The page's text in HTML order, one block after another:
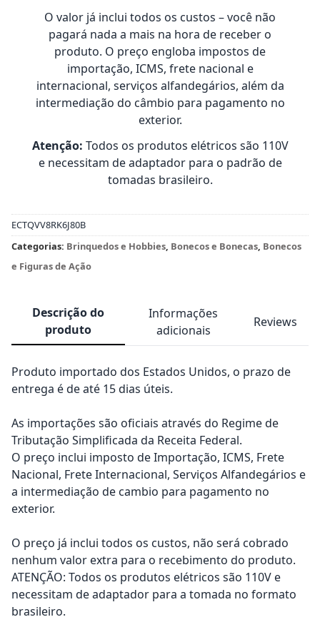
O valor já inclui todos os custos – você não
pagará nada a mais na hora de receber o
produto. O preço engloba impostos de
importação, ICMS, frete nacional e
internacional, serviços alfandegários, além da
intermediação do câmbio para pagamento no
exterior.
Atenção: Todos os produtos elétricos são 110V
e necessitam de adaptador para o padrão de
tomadas brasileiro.
ECTQVV8RK6J80B
Categorias: Brinquedos e Hobbies, Bonecos e Bonecas, Bonecos
e Figuras de Ação
Descrição do
produto
Informações
adicionais
Reviews
Produto importado dos Estados Unidos, o prazo de
entrega é de até 15 dias úteis.
As importações são oficiais através do Regime de
Tributação Simplificada da Receita Federal.
O preço inclui imposto de Importação, ICMS, Frete
Nacional, Frete Internacional, Serviços Alfandegários e
a intermediação de cambio para pagamento no
exterior.
O preço já inclui todos os custos, não será cobrado
nenhum valor extra para o recebimento do produto.
ATENÇÃO: Todos os produtos elétricos são 110V e
necessitam de adaptador para a tomada no formato
brasileiro.